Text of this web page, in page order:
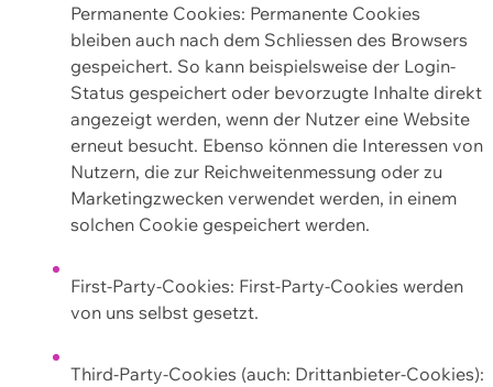
Permanente Cookies: Permanente Cookies
bleiben auch nach dem Schliessen des Browsers
gespeichert. So kann beispielsweise der Login-
Status gespeichert oder bevorzugte Inhalte direkt
angezeigt werden, wenn der Nutzer eine Website
erneut besucht. Ebenso können die Interessen von
Nutzern, die zur Reichweitenmessung oder zu
Marketingzwecken verwendet werden, in einem
solchen Cookie gespeichert werden.
First-Party-Cookies: First-Party-Cookies werden
von uns selbst gesetzt.
Third-Party-Cookies (auch: Drittanbieter-Cookies):